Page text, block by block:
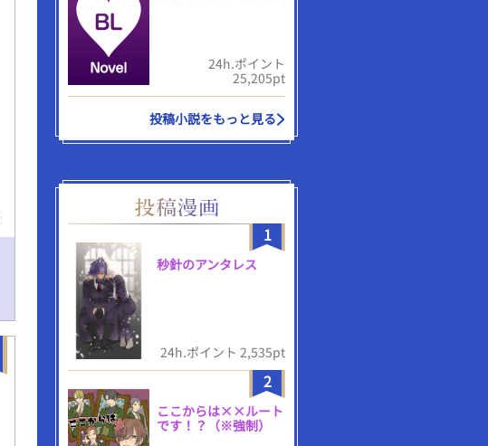
24h.ポイント
25,205pt
投稿小説をもっと見る
1
秒針のアンタレス
24h.ポイント 2,535pt
2
ここからは××ルート
です！？（※強制）